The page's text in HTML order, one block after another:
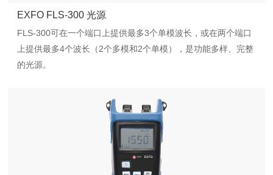
EXFO FLS-300 光源
FLS-300可在一个端口上提供最多3个单模波长，或在两个端口
上提供最多4个波长（2个多模和2个单模），是功能多样、完整
的光源。